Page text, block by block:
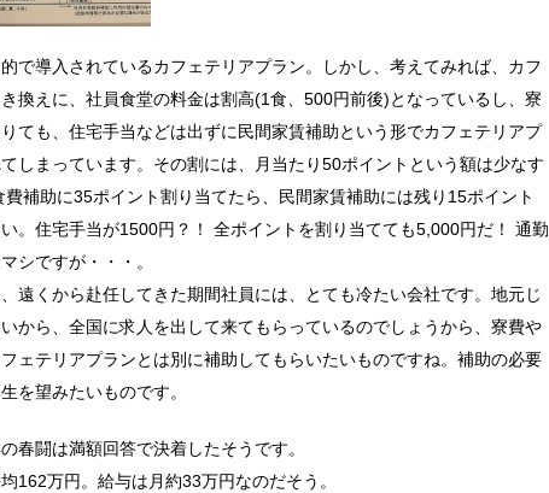
で導入されているカフェテリアプラン。しかし、考えてみれば、カフ
換えに、社員食堂の料金は割高(1食、500円前後)となっているし、寮
ても、住宅手当などは出ずに民間家賃補助という形でカフェテリアプ
しまっています。その割には、月当たり50ポイントという額は少なす
費補助に35ポイント割り当てたら、民間家賃補助には残り15ポイント
。住宅手当が1500円？！ 全ポイントを割り当てても5,000円だ！ 通勤
シですが・・・。
遠くから赴任してきた期間社員には、とても冷たい会社です。地元じ
から、全国に求人を出して来てもらっているのでしょうから、寮費や
ェテリアプランとは別に補助してもらいたいものですね。補助の必要
を望みたいものです。
春闘は満額回答で決着したそうです。
162万円。給与は月約33万円なのだそう。